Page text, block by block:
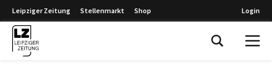
Leipziger Zeitung Stellenmarkt Shop Login